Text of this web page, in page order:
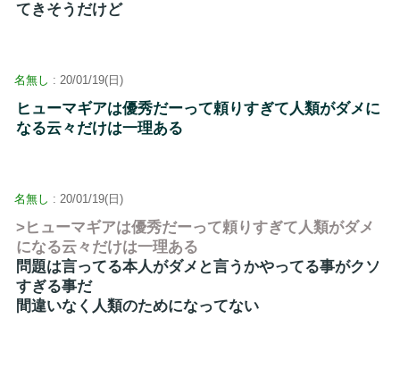
てきそうだけど
名無し : 20/01/19(日)
ヒューマギアは優秀だーって頼りすぎて人類がダメに
なる云々だけは一理ある
名無し : 20/01/19(日)
>ヒューマギアは優秀だーって頼りすぎて人類がダメ
になる云々だけは一理ある
問題は言ってる本人がダメと言うかやってる事がクソ
すぎる事だ
間違いなく人類のためになってない